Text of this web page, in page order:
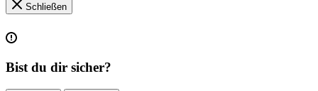
Schließen
Bist du dir sicher?